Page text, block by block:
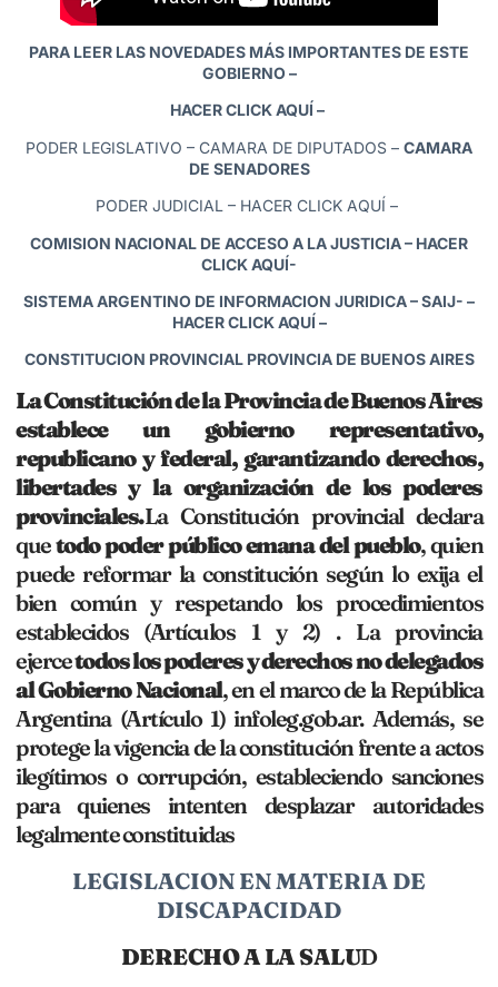
PARA LEER LAS NOVEDADES MÁS IMPORTANTES DE ESTE
GOBIERNO –
HACER CLICK AQUÍ –
PODER LEGISLATIVO – CAMARA DE DIPUTADOS – CAMARA
DE SENADORES
PODER JUDICIAL – HACER CLICK AQUÍ –
COMISION NACIONAL DE ACCESO A LA JUSTICIA – HACER
CLICK AQUÍ-
SISTEMA ARGENTINO DE INFORMACION JURIDICA – SAIJ- –
HACER CLICK AQUÍ –
CONSTITUCION PROVINCIALPROVINCIA DE BUENOS AIRES
La Constitución de la Provincia de Buenos Aires
establece un gobierno representativo,
republicano y federal, garantizando derechos,
libertades y la organización de los poderes
provinciales.La Constitución provincial declara
quetodo poder público emana del pueblo, quien
puede reformar la constitución según lo exija el
bien común y respetando los procedimientos
establecidos (Artículos 1 y 2) . La provincia
ejercetodos los poderes y derechos no delegados
al Gobierno Nacional, en el marco de la República
Argentina (Artículo 1) infoleg.gob.ar. Además, se
protege la vigencia de la constitución frente a actos
ilegítimos o corrupción, estableciendo sanciones
para quienes intenten desplazar autoridades
legalmente constituidas
LEGISLACION EN MATERIA DE
DISCAPACIDAD
DERECHO A LA SALUD